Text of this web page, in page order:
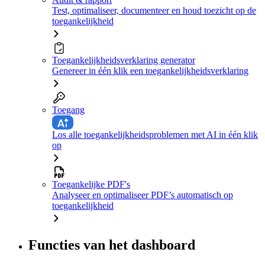
Test, optimaliseer, documenteer en houd toezicht op de
toegankelijkheid
Toegankelijkheidsverklaring generator
Genereer in één klik een toegankelijkheidsverklaring
Toegang
Los alle toegankelijkheidsproblemen met AI in één klik
op
Toegankelijke PDF's
Analyseer en optimaliseer PDF’s automatisch op
toegankelijkheid
Functies van het dashboard